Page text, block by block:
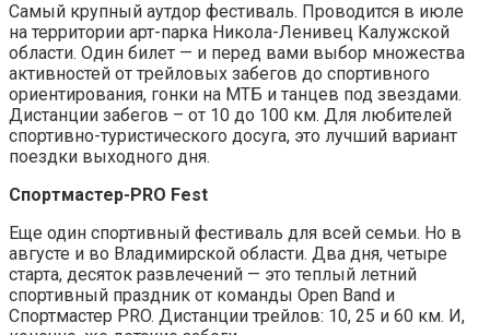
Самый крупный аутдор фестиваль. Проводится в июле
на территории арт-парка Никола-Ленивец Калужской
области. Один билет — и перед вами выбор множества
активностей от трейловых забегов до спортивного
ориентирования, гонки на МТБ и танцев под звездами.
Дистанции забегов – от 10 до 100 км. Для любителей
спортивно-туристического досуга, это лучший вариант
поездки выходного дня.
Спортмастер-PRO Fest
Еще один спортивный фестиваль для всей семьи. Но в
августе и во Владимирской области. Два дня, четыре
старта, десяток развлечений — это теплый летний
спортивный праздник от команды Open Band и
Спортмастер PRO. Дистанции трейлов: 10, 25 и 60 км. И,